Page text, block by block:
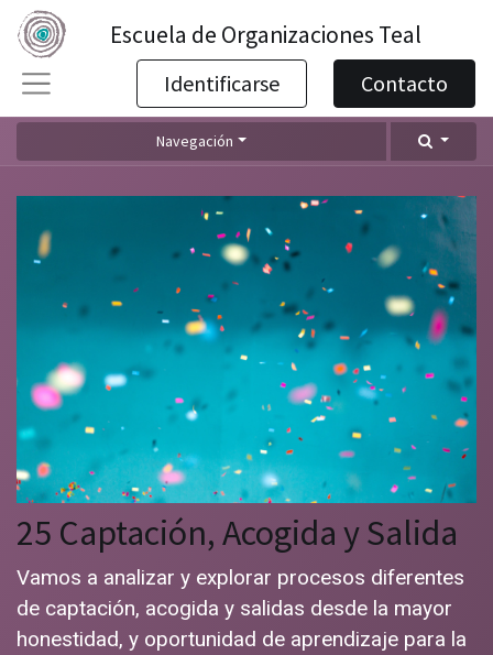
Escuela de Organizaciones Teal
Identificarse Contacto
Navegación
25 Captación, Acogida y Salida
Vamos a analizar y explorar procesos diferentes
de captación, acogida y salidas desde la mayor
honestidad, y oportunidad de aprendizaje para la